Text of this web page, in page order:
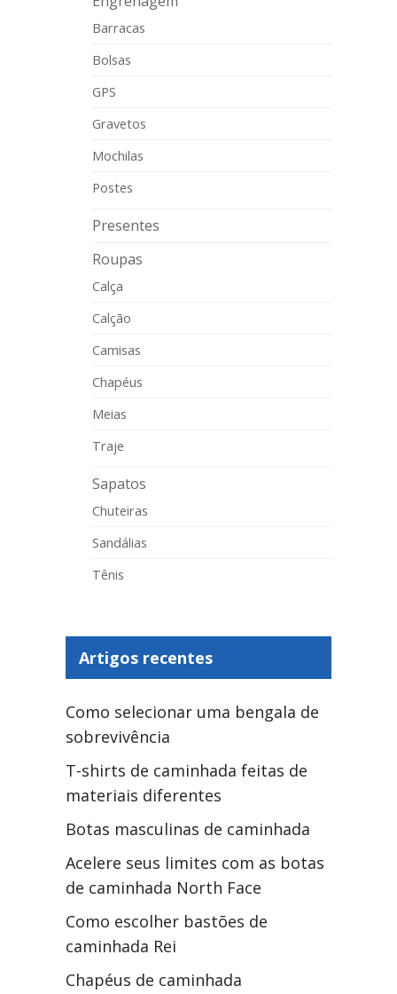
Barracas
Bolsas
GPS
Gravetos
Mochilas
Postes
Presentes
Roupas
Calça
Calção
Camisas
Chapéus
Meias
Traje
Sapatos
Chuteiras
Sandálias
Tênis
Artigos recentes
Como selecionar uma bengala de
sobrevivência
T-shirts de caminhada feitas de
materiais diferentes
Botas masculinas de caminhada
Acelere seus limites com as botas
de caminhada North Face
Como escolher bastões de
caminhada Rei
Chapéus de caminhada